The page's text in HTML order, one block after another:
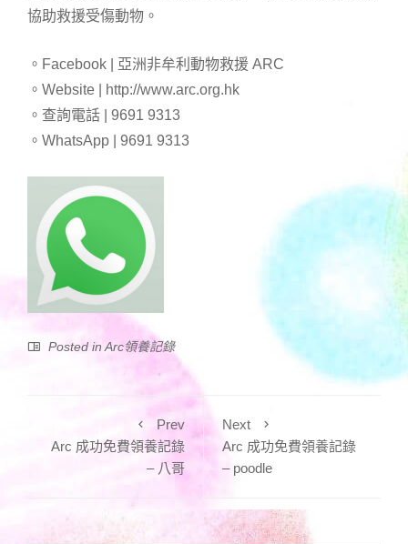
協助救援受傷動物。
。Facebook | 亞洲非牟利動物救援 ARC
。Website | http://www.arc.org.hk
。查詢電話 | 9691 9313
。WhatsApp | 9691 9313
Posted in Arc領養記錄
Prev
Arc 成功免費領養記錄
– 八哥
Next
Arc 成功免費領養記錄
– poodle